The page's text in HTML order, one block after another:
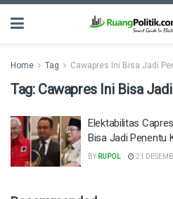
Home Tag Cawapres Ini Bisa Jadi
Tag: Cawapres Ini Bisa
Elektabilitas
Bisa Jadi Penentu
BY RUPOL 21